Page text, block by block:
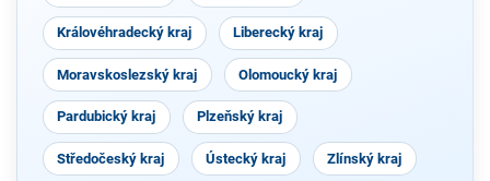
Královéhradecký kraj Liberecký kraj
Moravskoslezský kraj Olomoucký kraj
Pardubický kraj Plzeňský kraj
Středočeský kraj Ústecký kraj Zlínský kraj